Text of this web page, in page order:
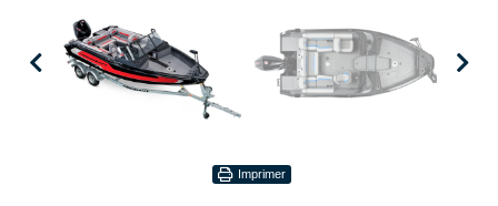
Imprimer